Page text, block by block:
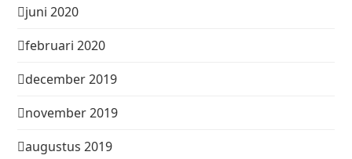
juni 2020
februari 2020
december 2019
november 2019
augustus 2019